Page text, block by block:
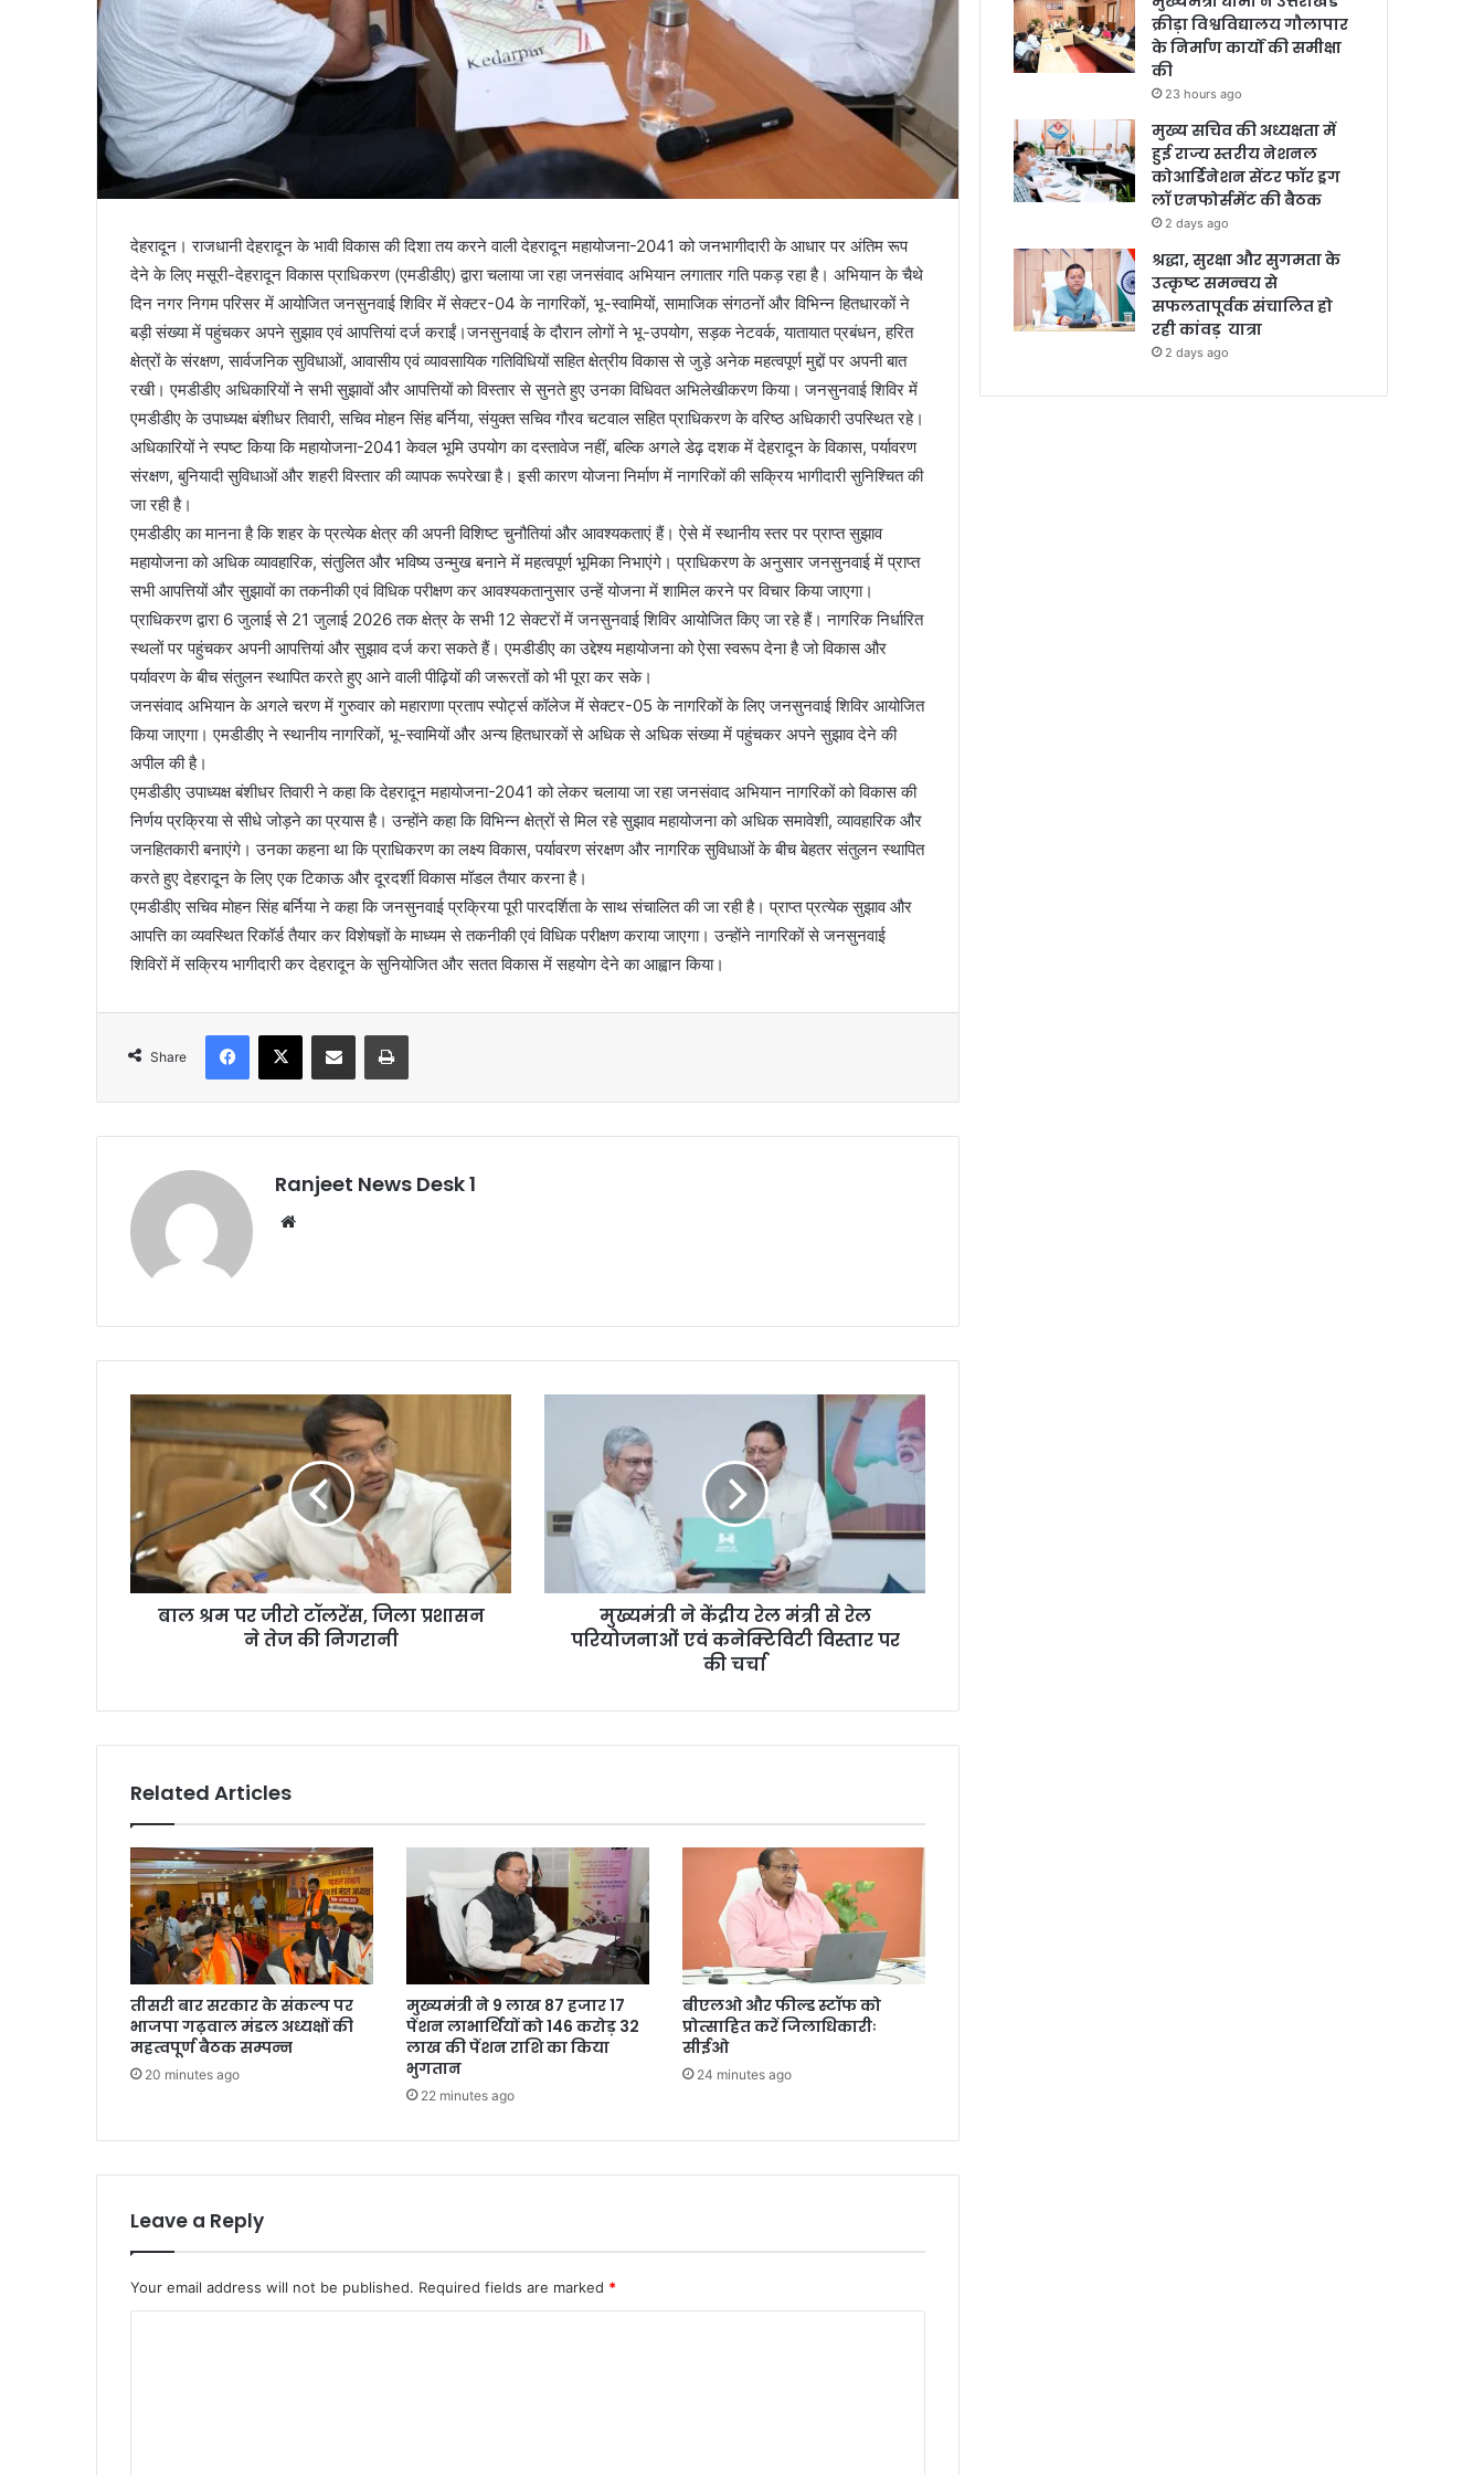
देहरादून। राजधानी देहरादून के भावी विकास की दिशा तय करने वाली देहरादून महायोजना-2041 को जनभागीदारी के आधार पर अंतिम रूप
देने के लिए मसूरी-देहरादून विकास प्राधिकरण (एमडीडीए) द्वारा चलाया जा रहा जनसंवाद अभियान लगातार गति पकड़ रहा है। अभियान के चैथे
दिन नगर निगम परिसर में आयोजित जनसुनवाई शिविर में सेक्टर-04 के नागरिकों, भू-स्वामियों, सामाजिक संगठनों और विभिन्न हितधारकों ने
बड़ी संख्या में पहुंचकर अपने सुझाव एवं आपत्तियां दर्ज कराईं।जनसुनवाई के दौरान लोगों ने भू-उपयोग, सड़क नेटवर्क, यातायात प्रबंधन, हरित
क्षेत्रों के संरक्षण, सार्वजनिक सुविधाओं, आवासीय एवं व्यावसायिक गतिविधियों सहित क्षेत्रीय विकास से जुड़े अनेक महत्वपूर्ण मुद्दों पर अपनी बात
रखी। एमडीडीए अधिकारियों ने सभी सुझावों और आपत्तियों को विस्तार से सुनते हुए उनका विधिवत अभिलेखीकरण किया। जनसुनवाई शिविर में
एमडीडीए के उपाध्यक्ष बंशीधर तिवारी, सचिव मोहन सिंह बर्निया, संयुक्त सचिव गौरव चटवाल सहित प्राधिकरण के वरिष्ठ अधिकारी उपस्थित रहे।
अधिकारियों ने स्पष्ट किया कि महायोजना-2041 केवल भूमि उपयोग का दस्तावेज नहीं, बल्कि अगले डेढ़ दशक में देहरादून के विकास, पर्यावरण
संरक्षण, बुनियादी सुविधाओं और शहरी विस्तार की व्यापक रूपरेखा है। इसी कारण योजना निर्माण में नागरिकों की सक्रिय भागीदारी सुनिश्चित की
जा रही है।
एमडीडीए का मानना है कि शहर के प्रत्येक क्षेत्र की अपनी विशिष्ट चुनौतियां और आवश्यकताएं हैं। ऐसे में स्थानीय स्तर पर प्राप्त सुझाव
महायोजना को अधिक व्यावहारिक, संतुलित और भविष्य उन्मुख बनाने में महत्वपूर्ण भूमिका निभाएंगे। प्राधिकरण के अनुसार जनसुनवाई में प्राप्त
सभी आपत्तियों और सुझावों का तकनीकी एवं विधिक परीक्षण कर आवश्यकतानुसार उन्हें योजना में शामिल करने पर विचार किया जाएगा।
प्राधिकरण द्वारा 6 जुलाई से 21 जुलाई 2026 तक क्षेत्र के सभी 12 सेक्टरों में जनसुनवाई शिविर आयोजित किए जा रहे हैं। नागरिक निर्धारित
स्थलों पर पहुंचकर अपनी आपत्तियां और सुझाव दर्ज करा सकते हैं। एमडीडीए का उद्देश्य महायोजना को ऐसा स्वरूप देना है जो विकास और
पर्यावरण के बीच संतुलन स्थापित करते हुए आने वाली पीढ़ियों की जरूरतों को भी पूरा कर सके।
जनसंवाद अभियान के अगले चरण में गुरुवार को महाराणा प्रताप स्पोर्ट्स कॉलेज में सेक्टर-05 के नागरिकों के लिए जनसुनवाई शिविर आयोजित
किया जाएगा। एमडीडीए ने स्थानीय नागरिकों, भू-स्वामियों और अन्य हितधारकों से अधिक से अधिक संख्या में पहुंचकर अपने सुझाव देने की
अपील की है।
एमडीडीए उपाध्यक्ष बंशीधर तिवारी ने कहा कि देहरादून महायोजना-2041 को लेकर चलाया जा रहा जनसंवाद अभियान नागरिकों को विकास की
निर्णय प्रक्रिया से सीधे जोड़ने का प्रयास है। उन्होंने कहा कि विभिन्न क्षेत्रों से मिल रहे सुझाव महायोजना को अधिक समावेशी, व्यावहारिक और
जनहितकारी बनाएंगे। उनका कहना था कि प्राधिकरण का लक्ष्य विकास, पर्यावरण संरक्षण और नागरिक सुविधाओं के बीच बेहतर संतुलन स्थापित
करते हुए देहरादून के लिए एक टिकाऊ और दूरदर्शी विकास मॉडल तैयार करना है।
एमडीडीए सचिव मोहन सिंह बर्निया ने कहा कि जनसुनवाई प्रक्रिया पूरी पारदर्शिता के साथ संचालित की जा रही है। प्राप्त प्रत्येक सुझाव और
आपत्ति का व्यवस्थित रिकॉर्ड तैयार कर विशेषज्ञों के माध्यम से तकनीकी एवं विधिक परीक्षण कराया जाएगा। उन्होंने नागरिकों से जनसुनवाई
शिविरों में सक्रिय भागीदारी कर देहरादून के सुनियोजित और सतत विकास में सहयोग देने का आह्वान किया।
Share
Ranjeet News Desk 1
बाल श्रम पर जीरो टॉलरेंस, जिला प्रशासन
ने तेज की निगरानी
मुख्यमंत्री ने केंद्रीय रेल मंत्री से रेल
परियोजनाओं एवं कनेक्टिविटी विस्तार पर
की चर्चा
Related Articles
तीसरी बार सरकार के संकल्प पर
भाजपा गढ़वाल मंडल अध्यक्षों की
महत्वपूर्ण बैठक सम्पन्न
20 minutes ago
मुख्यमंत्री ने 9 लाख 87 हजार 17
पेंशन लाभार्थियों को 146 करोड़ 32
लाख की पेंशन राशि का किया
भुगतान
22 minutes ago
बीएलओ और फील्ड स्टॉफ को
प्रोत्साहित करें जिलाधिकारीः
सीईओ
24 minutes ago
Leave a Reply
Your email address will not be published. Required fields are marked *
क्रीड़ा विश्वविद्यालय गौलापार
के निर्माण कार्यों की समीक्षा
की
23 hours ago
मुख्य सचिव की अध्यक्षता में
हुई राज्य स्तरीय नेशनल
कोआर्डिनेशन सेंटर फॉर ड्रग
लॉ एनफोर्समेंट की बैठक
2 days ago
श्रद्धा, सुरक्षा और सुगमता के
उत्कृष्ट समन्वय से
सफलतापूर्वक संचालित हो
रही कांवड़ यात्रा
2 days ago